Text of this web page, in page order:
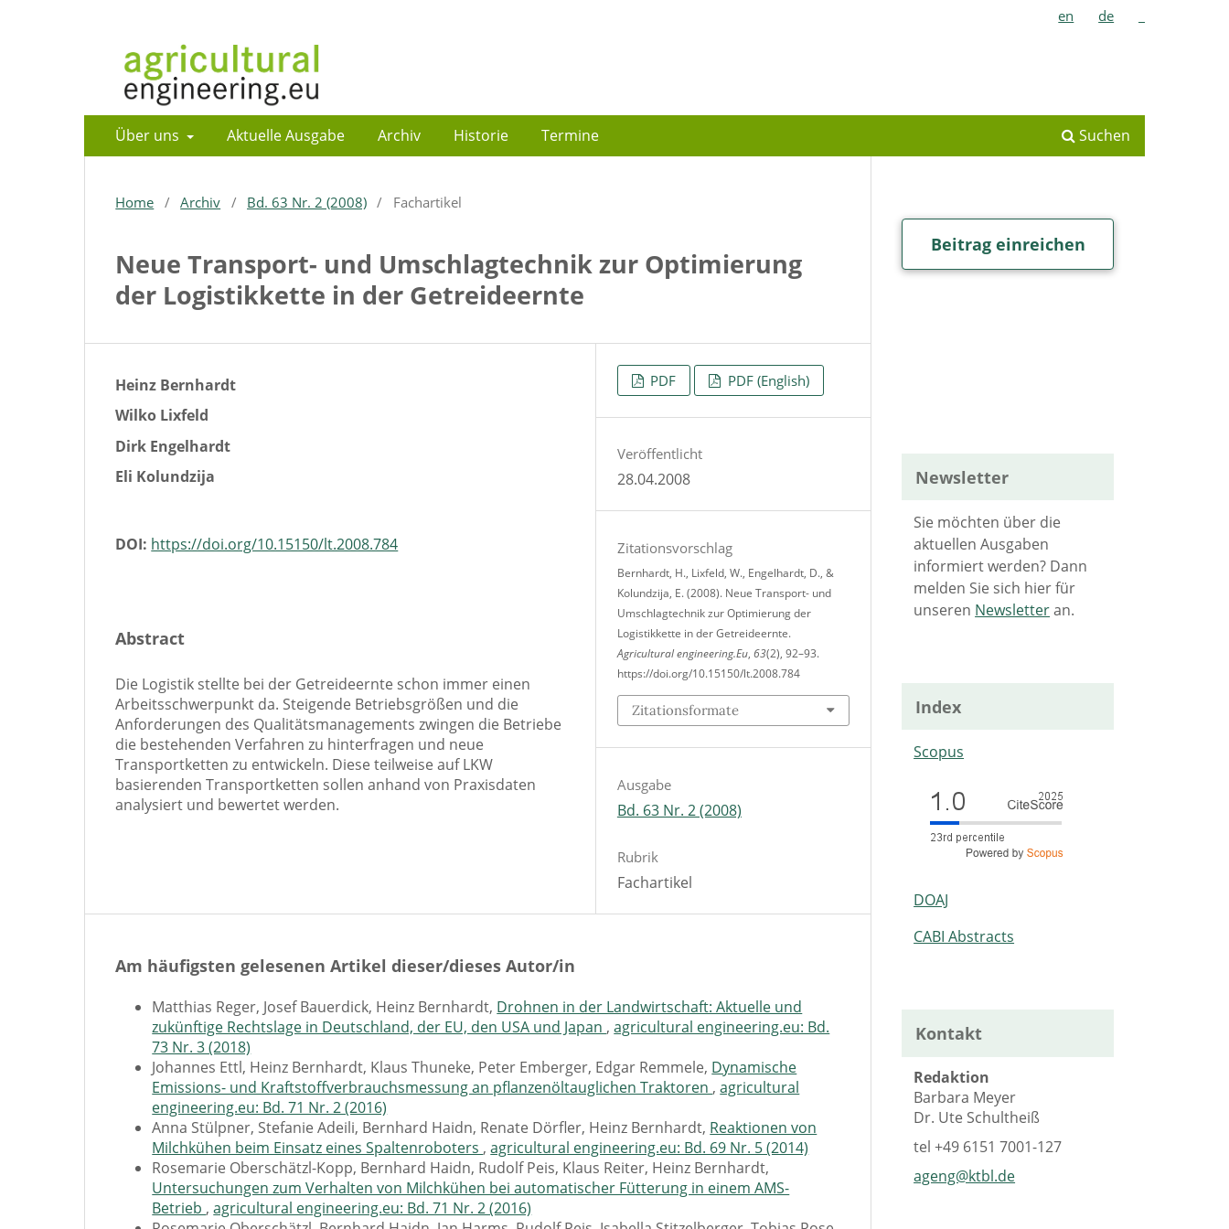
Über uns Aktuelle Ausgabe Archiv Historie Termine Suchen
en de
Home / Archiv / Bd. 63 Nr. 2 (2008) / Fachartikel
Neue Transport- und Umschlagtechnik zur Optimierung
der Logistikkette in der Getreideernte
Heinz Bernhardt
Wilko Lixfeld
Dirk Engelhardt
Eli Kolundzija
DOI: https://doi.org/10.15150/lt.2008.784
Abstract
Die Logistik stellte bei der Getreideernte schon immer einen
Arbeitsschwerpunkt da. Steigende Betriebsgrößen und die
Anforderungen des Qualitätsmanagements zwingen die Betriebe
die bestehenden Verfahren zu hinterfragen und neue
Transportketten zu entwickeln. Diese teilweise auf LKW
basierenden Transportketten sollen anhand von Praxisdaten
analysiert und bewertet werden.
PDF PDF (English)
Veröffentlicht
28.04.2008
Zitationsvorschlag
Bernhardt, H., Lixfeld, W., Engelhardt, D., &
Kolundzija, E. (2008). Neue Transport- und
Umschlagtechnik zur Optimierung der
Logistikkette in der Getreideernte.
Agricultural engineering.Eu, 63(2), 92–93.
https://doi.org/10.15150/lt.2008.784
Zitationsformate
Ausgabe
Bd. 63 Nr. 2 (2008)
Rubrik
Fachartikel
Am häufigsten gelesenen Artikel dieser/dieses Autor/in
Matthias Reger, Josef Bauerdick, Heinz Bernhardt, Drohnen in der Landwirtschaft: Aktuelle und
zukünftige Rechtslage in Deutschland, der EU, den USA und Japan ,agricultural engineering.eu: Bd.
73 Nr. 3 (2018)
Johannes Ettl, Heinz Bernhardt, Klaus Thuneke, Peter Emberger, Edgar Remmele, Dynamische
Emissions- und Kraftstoffverbrauchsmessung an pflanzenöltauglichen Traktoren ,agricultural
engineering.eu: Bd. 71 Nr. 2 (2016)
Anna Stülpner, Stefanie Adeili, Bernhard Haidn, Renate Dörfler, Heinz Bernhardt, Reaktionen von
Milchkühen beim Einsatz eines Spaltenroboters ,agricultural engineering.eu: Bd. 69 Nr. 5 (2014)
Rosemarie Oberschätzl-Kopp, Bernhard Haidn, Rudolf Peis, Klaus Reiter, Heinz Bernhardt,
Untersuchungen zum Verhalten von Milchkühen bei automatischer Fütterung in einem AMS-
Betrieb ,agricultural engineering.eu: Bd. 71 Nr. 2 (2016)
Beitrag einreichen
Newsletter
Sie möchten über die
aktuellen Ausgaben
informiert werden? Dann
melden Sie sich hier für
unseren Newsletteran.
Index
Scopus
DOAJ
CABI Abstracts
Kontakt
Redaktion
Barbara Meyer
Dr. Ute Schultheiß
tel+49 6151 7001-127
ageng@ktbl.de